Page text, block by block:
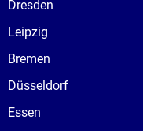
Dresden
Leipzig
Bremen
Düsseldorf
Essen